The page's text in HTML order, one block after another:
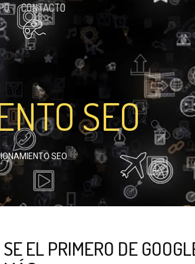
CONTACTO
SEO
SEO
SE EL PRIMERO DE